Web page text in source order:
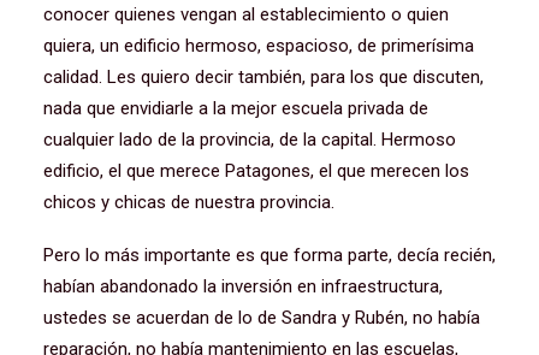
conocer quienes vengan al establecimiento o quien
quiera, un edificio hermoso, espacioso, de primerísima
calidad. Les quiero decir también, para los que discuten,
nada que envidiarle a la mejor escuela privada de
cualquier lado de la provincia, de la capital. Hermoso
edificio, el que merece Patagones, el que merecen los
chicos y chicas de nuestra provincia.
Pero lo más importante es que forma parte, decía recién,
habían abandonado la inversión en infraestructura,
ustedes se acuerdan de lo de Sandra y Rubén, no había
reparación, no había mantenimiento en las escuelas,